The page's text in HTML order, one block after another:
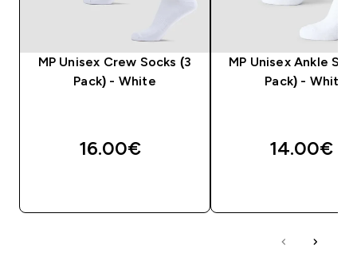
MP Unisex Crew Socks (3
Pack) - White
16.00€‎
MP Unisex Ankle
Pack) - White
14.00€‎